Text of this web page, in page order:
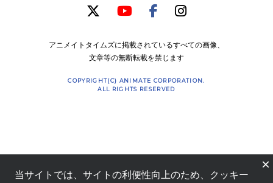
アニメイトタイムズに掲載されているすべての画像、
文章等の無断転載を禁じます
COPYRIGHT(C) ANIMATE CORPORATION.
ALL RIGHTS RESERVED
×
当サイトでは、サイトの利便性向上のため、クッキー